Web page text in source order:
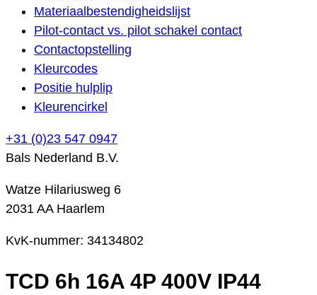
Materiaalbestendigheidslijst
Pilot-contact vs. pilot schakel contact
Contactopstelling
Kleurcodes
Positie hulplip
Kleurencirkel
+31 (0)23 547 0947
Bals Nederland B.V.
Watze Hilariusweg 6
2031 AA Haarlem
KvK-nummer: 34134802
TCD 6h 16A 4P 400V IP44